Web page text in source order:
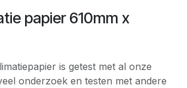
papier 610mm x
is getest met al onze
onderzoek en testen met andere